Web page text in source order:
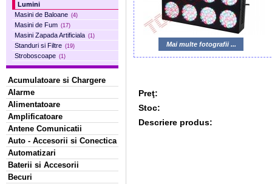
Lumini
Masini de Baloane (4)
Masini de Fum (17)
Masini Zapada Artificiala (1)
Standuri si Filtre (19)
Stroboscoape (1)
Acumulatoare si Chargere
Alarme
Alimentatoare
Amplificatoare
Antene Comunicatii
Auto - Accesorii si Conectica
Automatizari
Baterii si Accesorii
Becuri
Mai multe fotografii ...
Preţ:
Stoc:
Descriere produs: